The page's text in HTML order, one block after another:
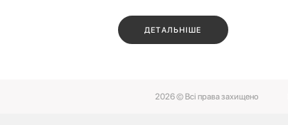
ДЕТАЛЬНІШЕ
2026 © Всі права захищено